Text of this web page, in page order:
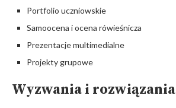
Portfolio uczniowskie
Samoocena i ocena rówieśnicza
Prezentacje multimedialne
Projekty grupowe
Wyzwania i rozwiązania